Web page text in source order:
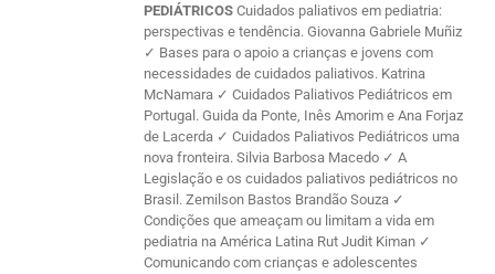
PEDIÁTRICOS Cuidados paliativos em pediatria:
perspectivas e tendência. Giovanna Gabriele Muñiz
✓ Bases para o apoio a crianças e jovens com
necessidades de cuidados paliativos. Katrina
McNamara ✓ Cuidados Paliativos Pediátricos em
Portugal. Guida da Ponte, Inês Amorim e Ana Forjaz
de Lacerda ✓ Cuidados Paliativos Pediátricos uma
nova fronteira. Silvia Barbosa Macedo ✓ A
Legislação e os cuidados paliativos pediátricos no
Brasil. Zemilson Bastos Brandão Souza ✓
Condições que ameaçam ou limitam a vida em
pediatria na América Latina Rut Judit Kiman ✓
Comunicando com crianças e adolescentes